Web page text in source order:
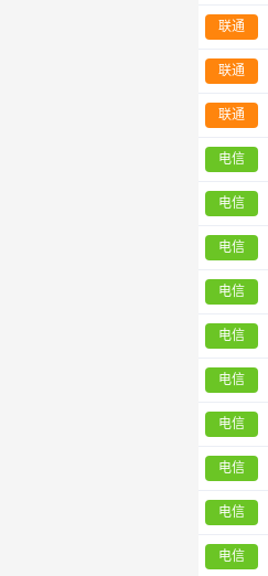
联通
联通
联通
电信
电信
电信
电信
电信
电信
电信
电信
电信
电信